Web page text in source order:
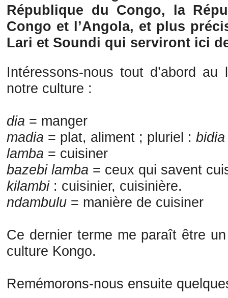
République du Congo, la
Congo et l’Angola, et plus
Lari et Soundi qui serviront ici
Intéressons-nous tout d’abord
notre culture :
dia = manger
madia = plat, aliment ; pluriel :bidia
lamba = cuisiner
bazebi lamba = ceux qui savent
kilambi : cuisinier, cuisinière.
ndambulu = manière de cuisiner
Ce dernier terme me paraît être
culture Kongo.
Remémorons-nous ensuite